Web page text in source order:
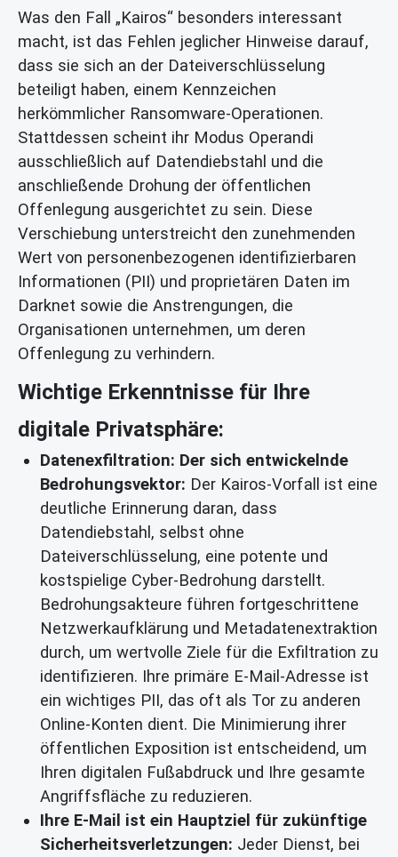
Was den Fall „Kairos“ besonders interessant
macht, ist das Fehlen jeglicher Hinweise darauf,
dass sie sich an der Dateiverschlüsselung
beteiligt haben, einem Kennzeichen
herkömmlicher Ransomware-Operationen.
Stattdessen scheint ihr Modus Operandi
ausschließlich auf Datendiebstahl und die
anschließende Drohung der öffentlichen
Offenlegung ausgerichtet zu sein. Diese
Verschiebung unterstreicht den zunehmenden
Wert von personenbezogenen identifizierbaren
Informationen (PII) und proprietären Daten im
Darknet sowie die Anstrengungen, die
Organisationen unternehmen, um deren
Offenlegung zu verhindern.
Wichtige Erkenntnisse für Ihre
digitale Privatsphäre:
Datenexfiltration: Der sich entwickelnde
Bedrohungsvektor: Der Kairos-Vorfall ist eine
deutliche Erinnerung daran, dass
Datendiebstahl, selbst ohne
Dateiverschlüsselung, eine potente und
kostspielige Cyber-Bedrohung darstellt.
Bedrohungsakteure führen fortgeschrittene
Netzwerkaufklärung und Metadatenextraktion
durch, um wertvolle Ziele für die Exfiltration zu
identifizieren. Ihre primäre E-Mail-Adresse ist
ein wichtiges PII, das oft als Tor zu anderen
Online-Konten dient. Die Minimierung ihrer
öffentlichen Exposition ist entscheidend, um
Ihren digitalen Fußabdruck und Ihre gesamte
Angriffsfläche zu reduzieren.
Ihre E-Mail ist ein Hauptziel für zukünftige
Sicherheitsverletzungen: Jeder Dienst, bei